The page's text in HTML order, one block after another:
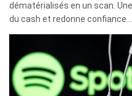
dématérialisés en un scan.
du cash et redonne confiance…